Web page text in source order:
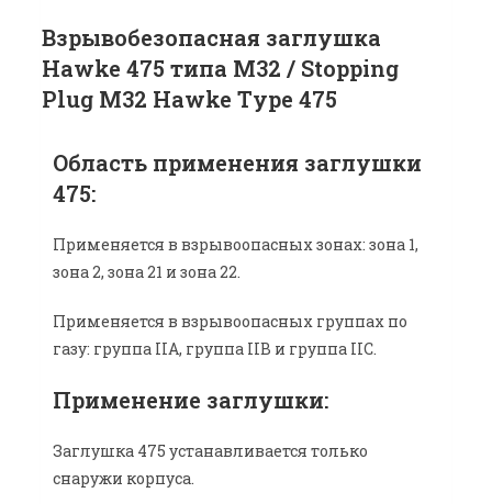
Взрывобезопасная заглушка
Hawke 475 типа M32 / Stopping
Plug M32 Hawke Type 475
Область применения заглушки
475:
Применяется в взрывоопасных зонах: зона 1,
зона 2, зона 21 и зона 22.
Применяется в взрывоопасных группах по
газу: группа IIA, группа IIB и группа IIC.
Применение заглушки:
Заглушка 475 устанавливается только
снаружи корпуса.